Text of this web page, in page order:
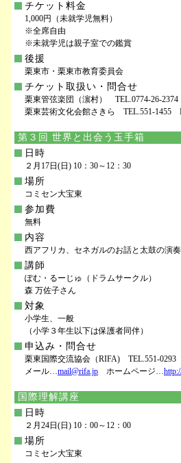
チケット料金
1,000円（未就学児無料）
※全席自由
※未就学児は親子室での鑑賞
後援
栗東市・栗東市教育委員会
チケット取扱い・問合せ
栗東管弦楽団（濵村） TEL.0774-26-2374
栗東芸術文化会館さきら TEL.551-1455
第３回 世界と出会う玉手箱
日時
２月17日(日) 10：30～12：30
場所
コミセン大宝東
参加費
無料
内容
西アフリカ、セネガルのお話と太鼓の演奏
講師
ぽむ・るーじゅ（ドラムサークル）
森 万佐子さん
対象
小学生、一般
（小学３年生以下は保護者同伴）
申込み・問合せ
栗東国際交流協会（RIFA) TEL.551-0293
メール…mail@rifa.jp ホームページ…
国際理解講座
日時
２月24日(日) 10：00～12：00
場所
コミセン大宝東